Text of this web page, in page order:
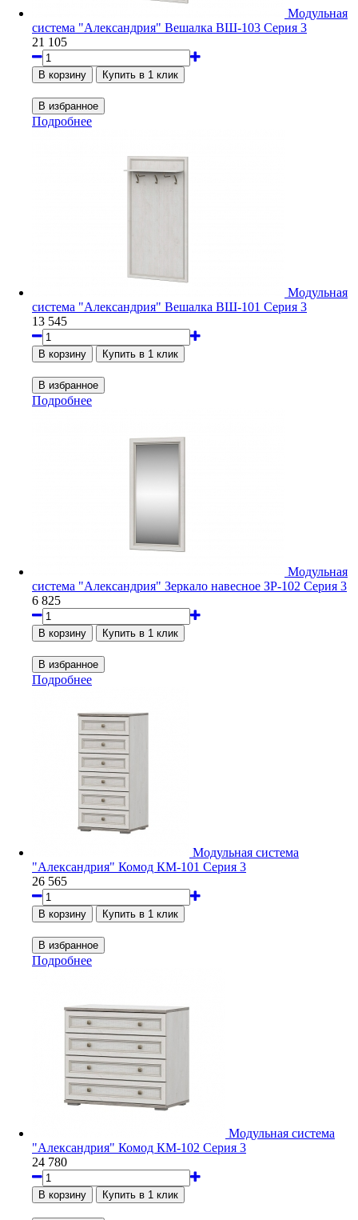
Модульная
система "Александрия" Вешалка ВШ-103 Серия 3
21 105
Подробнее
Модульная
система "Александрия" Вешалка ВШ-101 Серия 3
13 545
Подробнее
Модульная
система "Александрия" Зеркало навесное ЗР-102 Серия 3
6 825
Подробнее
Модульная система
"Александрия" Комод КМ-101 Серия 3
26 565
Подробнее
Модульная система
"Александрия" Комод КМ-102 Серия 3
24 780